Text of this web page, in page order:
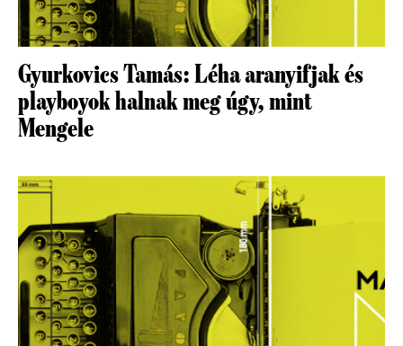
Gyurkovics Tamás: Léha aranyifjak és
playboyok halnak meg úgy, mint
Mengele